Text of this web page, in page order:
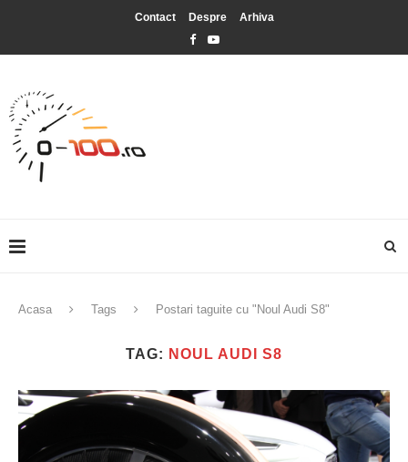
Contact Despre Arhiva
Acasa Tags Postari taguite cu "Noul Audi S8"
TAG: NOUL AUDI S8